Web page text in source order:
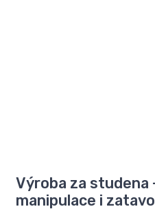
Výroba za studena
manipulace i